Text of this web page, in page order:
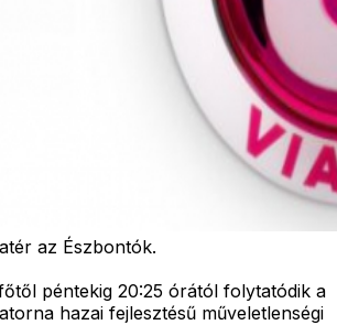
az Észbontók.
péntekig 20:25 órától folytatódik a
hazai fejlesztésű műveletlenségi